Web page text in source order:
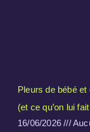
Pleurs de bébé
(et ce qu’on lui
16/06/2026